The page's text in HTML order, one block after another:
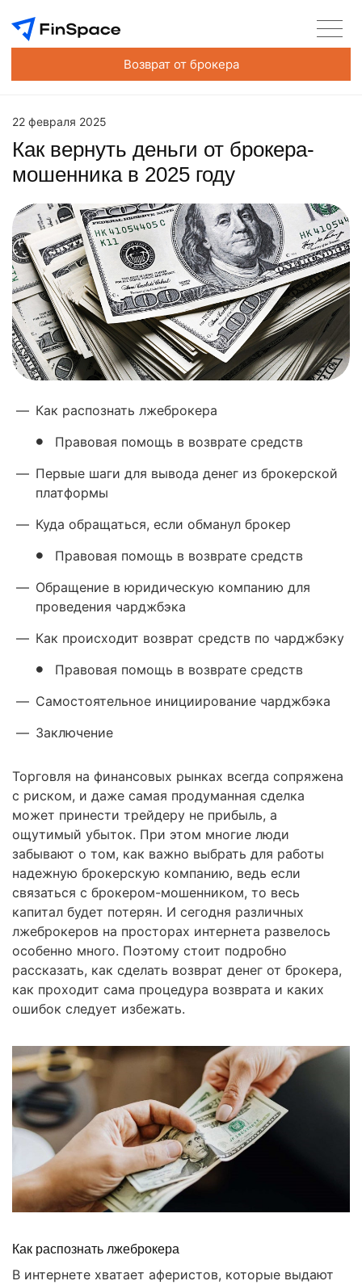
Возврат от брокера
22 февраля 2025
Как вернуть деньги от брокера-
мошенника в 2025 году
— Как распознать лжеброкера
Правовая помощь в возврате средств
— Первые шаги для вывода денег из брокерской
платформы
— Куда обращаться, если обманул брокер
Правовая помощь в возврате средств
— Обращение в юридическую компанию для
проведения чарджбэка
— Как происходит возврат средств по чарджбэку
Правовая помощь в возврате средств
— Самостоятельное инициирование чарджбэка
— Заключение
Торговля на финансовых рынках всегда сопряжена
с риском, и даже самая продуманная сделка
может принести трейдеру не прибыль, а
ощутимый убыток. При этом многие люди
забывают о том, как важно выбрать для работы
надежную брокерскую компанию, ведь если
связаться с брокером-мошенником, то весь
капитал будет потерян. И сегодня различных
лжеброкеров на просторах интернета развелось
особенно много. Поэтому стоит подробно
рассказать, как сделать возврат денег от брокера,
как проходит сама процедура возврата и каких
ошибок следует избежать.
Как распознать лжеброкера
В интернете хватает аферистов, которые выдают